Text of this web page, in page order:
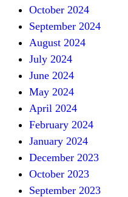
October 2024
September 2024
August 2024
July 2024
June 2024
May 2024
April 2024
February 2024
January 2024
December 2023
October 2023
September 2023